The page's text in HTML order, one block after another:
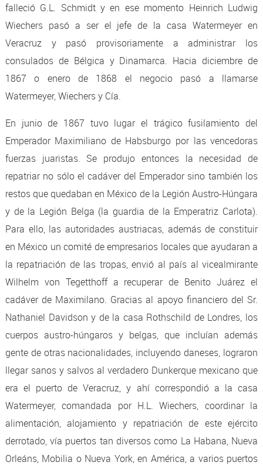
falleció G.L. Schmidt y en ese momento Heinrich Ludwig
Wiechers pasó a ser el jefe de la casa Watermeyer en
Veracruz y pasó provisoriamente a administrar los
consulados de Bélgica y Dinamarca. Hacia diciembre de
1867 o enero de 1868 el negocio pasó a llamarse
Watermeyer, Wiechers y Cía.
En junio de 1867 tuvo lugar el trágico fusilamiento del
Emperador Maximiliano de Habsburgo por las vencedoras
fuerzas juaristas. Se produjo entonces la necesidad de
repatriar no sólo el cadáver del Emperador sino también los
restos que quedaban en México de la Legión Austro-Húngara
y de la Legión Belga (la guardia de la Emperatriz Carlota).
Para ello, las autoridades austriacas, además de constituir
en México un comité de empresarios locales que ayudaran a
la repatriación de las tropas, envió al país al vicealmirante
Wilhelm von Tegetthoff a recuperar de Benito Juárez el
cadáver de Maximilano. Gracias al apoyo financiero del Sr.
Nathaniel Davidson y de la casa Rothschild de Londres, los
cuerpos austro-húngaros y belgas, que incluían además
gente de otras nacionalidades, incluyendo daneses, lograron
llegar sanos y salvos al verdadero Dunkerque mexicano que
era el puerto de Veracruz, y ahí correspondió a la casa
Watermeyer, comandada por H.L. Wiechers, coordinar la
alimentación, alojamiento y repatriación de este ejército
derrotado, vía puertos tan diversos como La Habana, Nueva
Orleáns, Mobilia o Nueva York, en América, a varios puertos